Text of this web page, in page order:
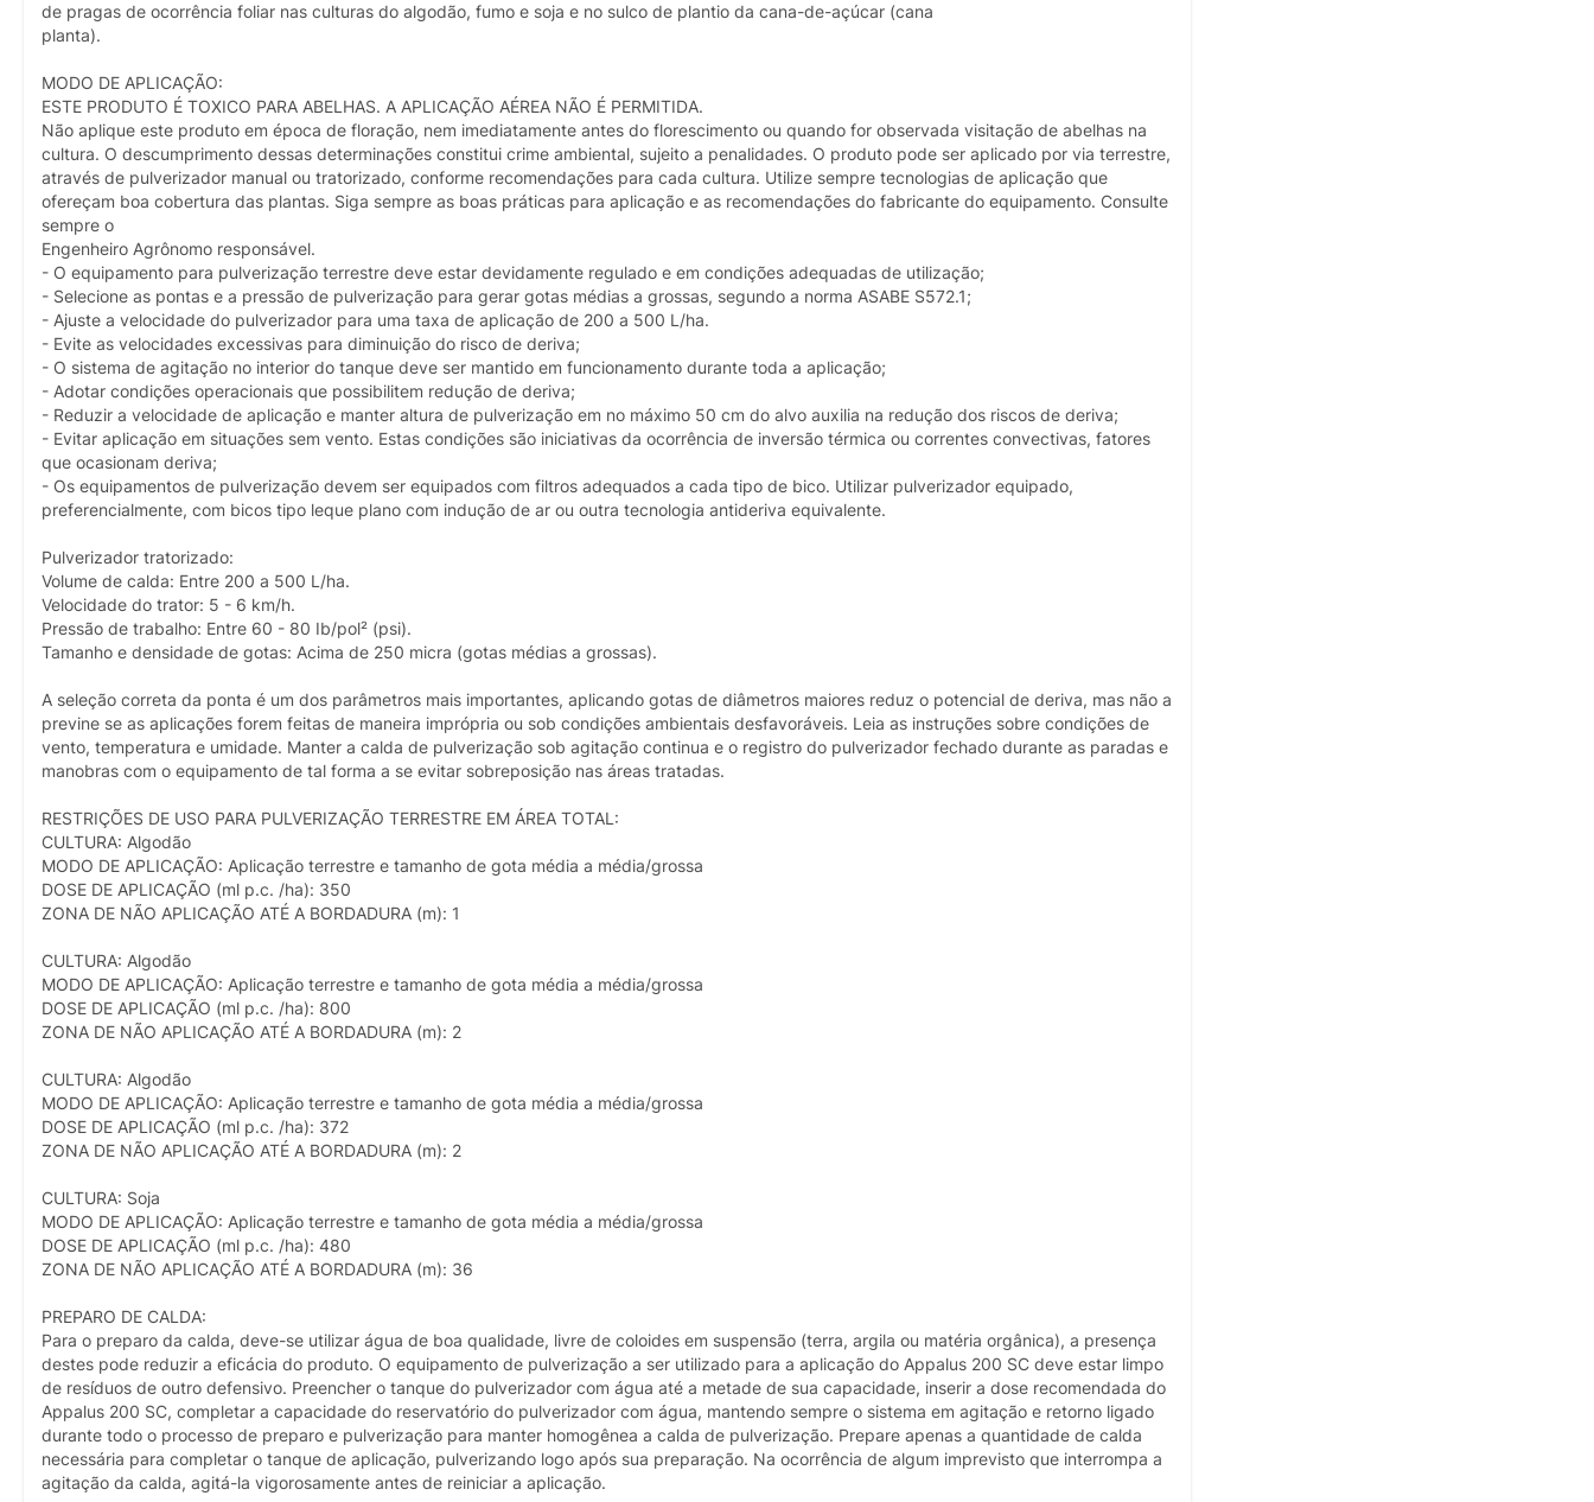
de pragas de ocorrência foliar nas culturas do algodão, fumo e soja e no sulco de plantio da cana-de-açúcar (cana
planta).
MODO DE APLICAÇÃO:
ESTE PRODUTO É TOXICO PARA ABELHAS. A APLICAÇÃO AÉREA NÃO É PERMITIDA.
Não aplique este produto em época de floração, nem imediatamente antes do florescimento ou quando for observada visitação de abelhas na
cultura. O descumprimento dessas determinações constitui crime ambiental, sujeito a penalidades. O produto pode ser aplicado por via terrestre,
através de pulverizador manual ou tratorizado, conforme recomendações para cada cultura. Utilize sempre tecnologias de aplicação que
ofereçam boa cobertura das plantas. Siga sempre as boas práticas para aplicação e as recomendações do fabricante do equipamento. Consulte
sempre o
Engenheiro Agrônomo responsável.
- O equipamento para pulverização terrestre deve estar devidamente regulado e em condições adequadas de utilização;
- Selecione as pontas e a pressão de pulverização para gerar gotas médias a grossas, segundo a norma ASABE S572.1;
- Ajuste a velocidade do pulverizador para uma taxa de aplicação de 200 a 500 L/ha.
- Evite as velocidades excessivas para diminuição do risco de deriva;
- O sistema de agitação no interior do tanque deve ser mantido em funcionamento durante toda a aplicação;
- Adotar condições operacionais que possibilitem redução de deriva;
- Reduzir a velocidade de aplicação e manter altura de pulverização em no máximo 50 cm do alvo auxilia na redução dos riscos de deriva;
- Evitar aplicação em situações sem vento. Estas condições são iniciativas da ocorrência de inversão térmica ou correntes convectivas, fatores
que ocasionam deriva;
- Os equipamentos de pulverização devem ser equipados com filtros adequados a cada tipo de bico. Utilizar pulverizador equipado,
preferencialmente, com bicos tipo leque plano com indução de ar ou outra tecnologia antideriva equivalente.
Pulverizador tratorizado:
Volume de calda: Entre 200 a 500 L/ha.
Velocidade do trator: 5 - 6 km/h.
Pressão de trabalho: Entre 60 - 80 Ib/pol² (psi).
Tamanho e densidade de gotas: Acima de 250 micra (gotas médias a grossas).
A seleção correta da ponta é um dos parâmetros mais importantes, aplicando gotas de diâmetros maiores reduz o potencial de deriva, mas não a
previne se as aplicações forem feitas de maneira imprópria ou sob condições ambientais desfavoráveis. Leia as instruções sobre condições de
vento, temperatura e umidade. Manter a calda de pulverização sob agitação continua e o registro do pulverizador fechado durante as paradas e
manobras com o equipamento de tal forma a se evitar sobreposição nas áreas tratadas.
RESTRIÇÕES DE USO PARA PULVERIZAÇÃO TERRESTRE EM ÁREA TOTAL:
CULTURA: Algodão
MODO DE APLICAÇÃO: Aplicação terrestre e tamanho de gota média a média/grossa
DOSE DE APLICAÇÃO (ml p.c. /ha): 350
ZONA DE NÃO APLICAÇÃO ATÉ A BORDADURA (m): 1
CULTURA: Algodão
MODO DE APLICAÇÃO: Aplicação terrestre e tamanho de gota média a média/grossa
DOSE DE APLICAÇÃO (ml p.c. /ha): 800
ZONA DE NÃO APLICAÇÃO ATÉ A BORDADURA (m): 2
CULTURA: Algodão
MODO DE APLICAÇÃO: Aplicação terrestre e tamanho de gota média a média/grossa
DOSE DE APLICAÇÃO (ml p.c. /ha): 372
ZONA DE NÃO APLICAÇÃO ATÉ A BORDADURA (m): 2
CULTURA: Soja
MODO DE APLICAÇÃO: Aplicação terrestre e tamanho de gota média a média/grossa
DOSE DE APLICAÇÃO (ml p.c. /ha): 480
ZONA DE NÃO APLICAÇÃO ATÉ A BORDADURA (m): 36
PREPARO DE CALDA:
Para o preparo da calda, deve-se utilizar água de boa qualidade, livre de coloides em suspensão (terra, argila ou matéria orgânica), a presença
destes pode reduzir a eficácia do produto. O equipamento de pulverização a ser utilizado para a aplicação do Appalus 200 SC deve estar limpo
de resíduos de outro defensivo. Preencher o tanque do pulverizador com água até a metade de sua capacidade, inserir a dose recomendada do
Appalus 200 SC, completar a capacidade do reservatório do pulverizador com água, mantendo sempre o sistema em agitação e retorno ligado
durante todo o processo de preparo e pulverização para manter homogênea a calda de pulverização. Prepare apenas a quantidade de calda
necessária para completar o tanque de aplicação, pulverizando logo após sua preparação. Na ocorrência de algum imprevisto que interrompa a
agitação da calda, agitá-la vigorosamente antes de reiniciar a aplicação.